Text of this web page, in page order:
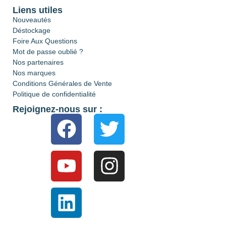
Liens utiles
Nouveautés
Déstockage
Foire Aux Questions
Mot de passe oublié ?
Nos partenaires
Nos marques
Conditions Générales de Vente
Politique de confidentialité
Rejoignez-nous sur :